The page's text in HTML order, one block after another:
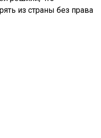
из страны без права